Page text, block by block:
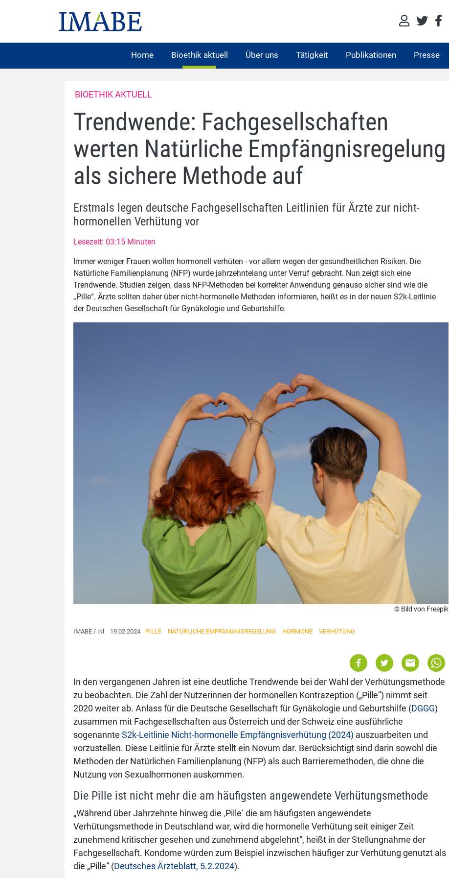
Home Bioethik aktuell Über uns Tätigkeit Publikationen Presse
BIOETHIK AKTUELL
Trendwende: Fachgesellschaften
werten Natürliche Empfängnisregelung
als sichere Methode auf
Erstmals legen deutsche Fachgesellschaften Leitlinien für Ärzte zur nicht-
hormonellen Verhütung vor
Lesezeit: 03:15 Minuten
Immer weniger Frauen wollen hormonell verhüten - vor allem wegen der gesundheitlichen Risiken. Die
Natürliche Familienplanung (NFP) wurde jahrzehntelang unter Verruf gebracht. Nun zeigt sich eine
Trendwende. Studien zeigen, dass NFP-Methoden bei korrekter Anwendung genauso sicher sind wie die
„Pille“. Ärzte sollten daher über nicht-hormonelle Methoden informieren, heißt es in der neuen S2k-Leitlinie
der Deutschen Gesellschaft für Gynäkologie und Geburtshilfe.
© Bild von Freepik
IMABE / rkl 19.02.2024 PILLE NATÜRLICHE EMPFÄNGNISREGELUNG HORMONE VERHÜTUNG
In den vergangenen Jahren ist eine deutliche Trendwende bei der Wahl der Verhütungsmethode
zu beobachten. Die Zahl der Nutzerinnen der hormonellen Kontrazeption („Pille“) nimmt seit
2020 weiter ab. Anlass für die Deutsche Gesellschaft für Gynäkologie und Geburtshilfe (DGGG)
zusammen mit Fachgesellschaften aus Österreich und der Schweiz eine ausführliche
sogenannte S2k-Leitlinie Nicht-hormonelle Empfängnisverhütung (2024) auszuarbeiten und
vorzustellen. Diese Leitlinie für Ärzte stellt ein Novum dar. Berücksichtigt sind darin sowohl die
Methoden der Natürlichen Familienplanung (NFP) als auch Barrieremethoden, die ohne die
Nutzung von Sexualhormonen auskommen.
Die Pille ist nicht mehr die am häufigsten angewendete Verhütungsmethode
„Während über Jahrzehnte hinweg die ‚Pille‘ die am häufigsten angewendete
Verhütungsmethode in Deutsch­land war, wird die hormonelle Verhütung seit einiger Zeit
zunehmend kritischer gesehen und zunehmend abge­lehnt“, heißt in der Stellungnahme der
Fachgesellschaft. Kondome würden zum Beispiel inzwischen häufiger zur Verhütung genutzt als
die „Pille“ (Deutsches Ärzteblatt, 5.2.2024).